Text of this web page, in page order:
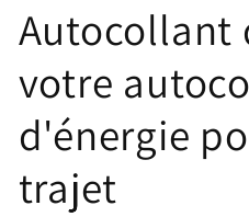
Autocollant
votre
d'énergie
trajet